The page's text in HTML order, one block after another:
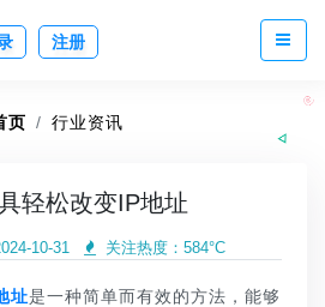
注册
页 行业资讯
轻松改变IP地址
10-31 关注热度： 584°C
址是一种简单而有效的方法，能够